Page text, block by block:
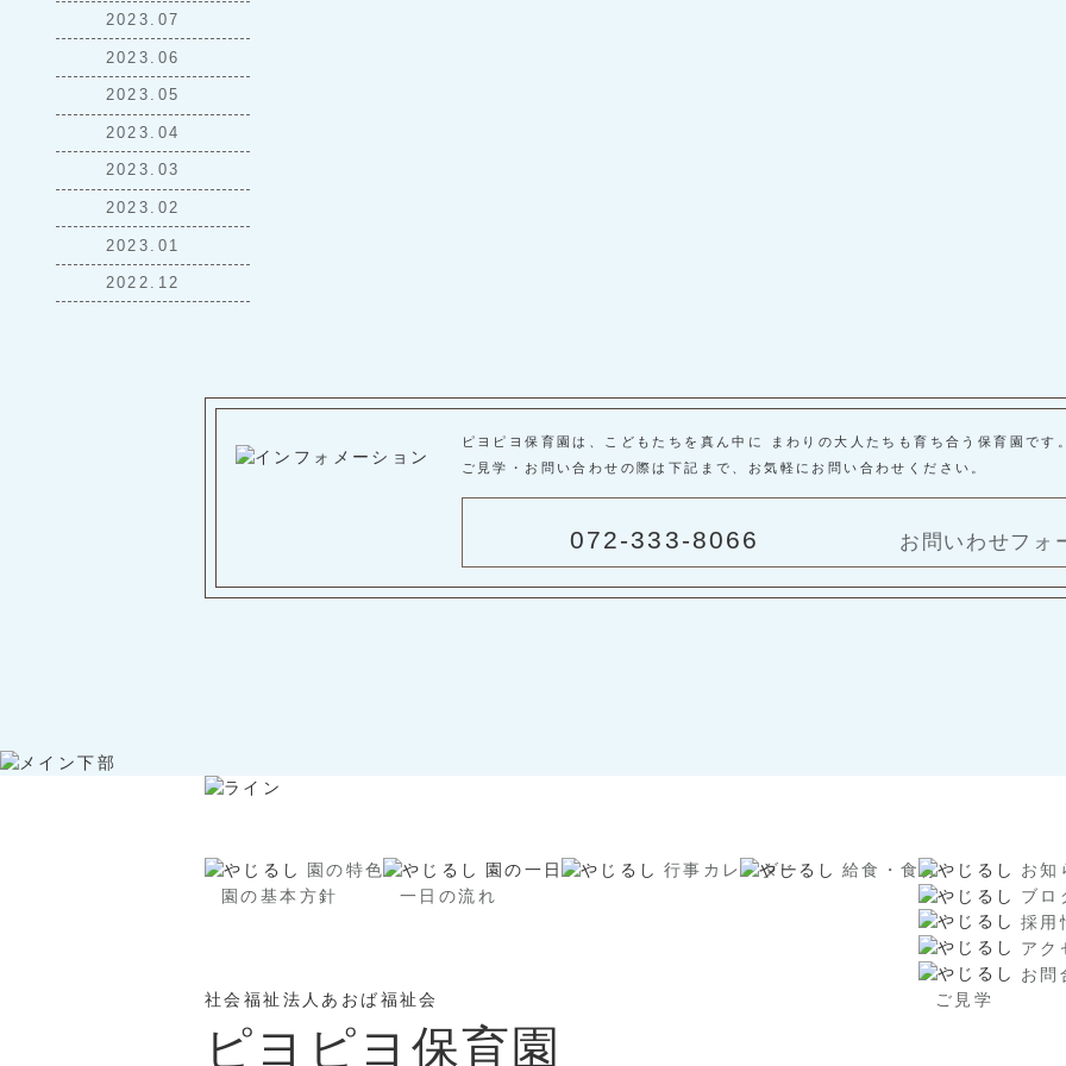
2023.07
2023.06
2023.05
2023.04
2023.03
2023.02
2023.01
2022.12
ピヨピヨ保育園は、こどもたちを真ん中に まわりの大人たちも育ち合う保育園です
ご見学・お問い合わせの際は下記まで、お気軽にお問い合わせください。
072-333-8066 お問いわせフォ
園の特色
園の基本方針
園の一日
一日の流れ
行事カレンダー 給食・食育
お知
ブロ
採用
アク
お問
ご見学
社会福祉法人あおば福祉会
ピヨピヨ保育園